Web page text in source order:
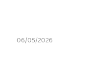
06/05/2026